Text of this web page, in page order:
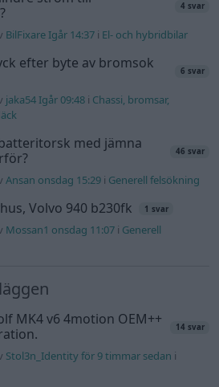
4 svar
BilFixare Igår 14:37 i El- och hybridbilar
efter byte av bromsok
6 svar
jaka54 Igår 09:48 i Chassi, bromsar,
med jämna
46 svar
Ansan onsdag 15:29 i Generell felsökning
Volvo 940 b230fk 1 svar
Mossan1 onsdag 11:07 i Generell
MK4 v6 4motion OEM++
14 svar
Stol3n_Identity för 9 timmar sedan i